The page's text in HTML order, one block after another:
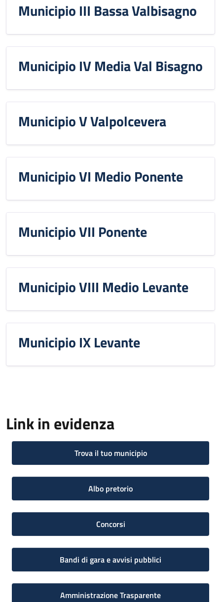
Municipio III Bassa Valbisagno
Municipio IV Media Val Bisagno
Municipio V Valpolcevera
Municipio VI Medio Ponente
Municipio VII Ponente
Municipio VIII Medio Levante
Municipio IX Levante
Link in evidenza
Trova il tuo municipio
Albo pretorio
Concorsi
Bandi di gara e avvisi pubblici
Amministrazione Trasparente